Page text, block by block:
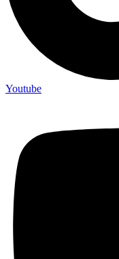
Youtube